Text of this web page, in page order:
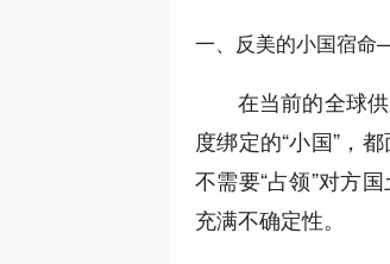
一、反美的小国宿
在当前的全球
度绑定的“小国”，
不需要“占领”对方
充满不确定性。